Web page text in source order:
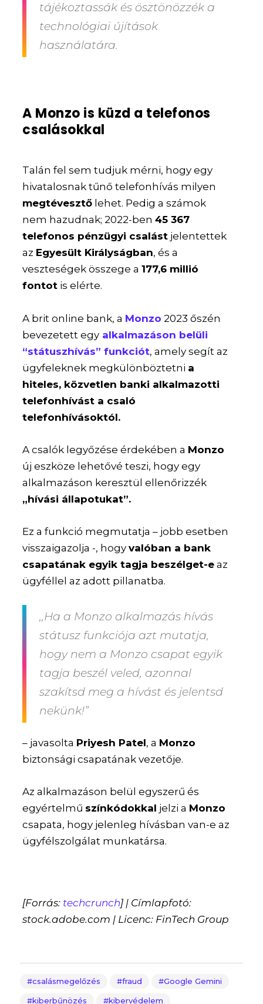
tájékoztassák és ösztönözzék a
technológiai újítások
használatára.
A Monzo is küzd a telefonos
csalásokkal
Talán fel sem tudjuk mérni, hogy egy
hivatalosnak tűnő telefonhívás milyen
megtévesztő lehet. Pedig a számok
nem hazudnak; 2022-ben45 367
telefonos pénzügyi csalást jelentettek
az Egyesült Királyságban, és a
veszteségek összege a177,6 millió
fontot is elérte.
A brit online bank, a Monzo 2023 őszén
bevezetett egy alkalmazáson belüli
“státuszhívás” funkciót, amely segít az
ügyfeleknek megkülönböztetni a
hiteles, közvetlen banki alkalmazotti
telefonhívást a csaló
telefonhívásoktól.
A csalók legyőzése érdekében a Monzo
új eszköze lehetővé teszi, hogy egy
alkalmazáson keresztül ellenőrizzék
„hívási állapotukat”.
Ez a funkció megmutatja – jobb esetben
visszaigazolja -, hogyvalóban a bank
csapatának egyik tagja beszélget-e az
ügyféllel az adott pillanatba.
,,Ha a Monzo alkalmazás hívás
státusz funkciója azt mutatja,
hogy nem a Monzo csapat egyik
tagja beszél veled, azonnal
szakítsd meg a hívást és jelentsd
nekünk!”
– javasolta Priyesh Patel, a Monzo
biztonsági csapatának vezetője.
Az alkalmazáson belül egyszerű és
egyértelmű színkódokkal jelzi a Monzo
csapata, hogy jelenleg hívásban van-e az
ügyfélszolgálat munkatársa.
[Forrás: techcrunch] | Címlapfotó:
stock.adobe.com | Licenc: FinTech Group
csalásmegelőzés fraud Google Gemini
kiberbűnözés kibervédelem